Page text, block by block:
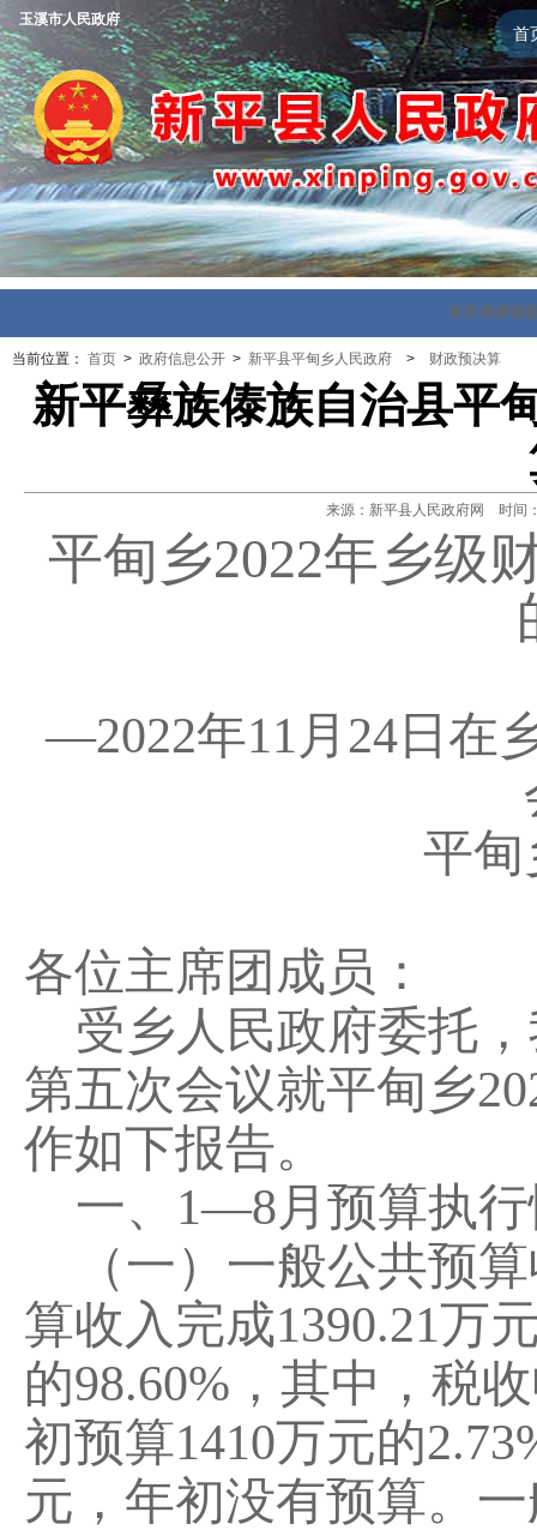
首
玉溪市人民政府
首页 政府信
当前位置： 首页 > 政府信息公开 > 新平县平甸乡人民政府 > 财政预决算
新平彝族傣族自治县平
来源：新平县人民政府网 时间
平甸乡2022年乡级
—2022年11 月 24日在
平甸
各位主席团成员 ：
受乡人民政府委托
第五次会议就平甸乡
作如下报告。
一、 1—8月预算执
（一）一般公共预
算收入完成1390.21万
的98.60% ，其中，税
初预算1410万元的2.73
元， 年初没有预算。